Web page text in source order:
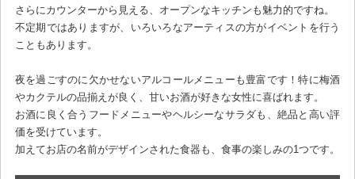
さらにカウンターから見える、オープンなキッチンも魅力的ですね。
不定期ではありますが、いろいろなアーティスの方がイベントを行う
こともあります。
夜を過ごすのに欠かせないアルコールメニューも豊富です！特に梅酒
やカクテルの品揃えが良く、甘いお酒が好きな女性に喜ばれます。
お酒に良く合うフードメニューやヘルシーなサラダも、絶品と高い評
価を受けています。
加えてお店の名前がデザインされた食器も、食事の楽しみの1つです。